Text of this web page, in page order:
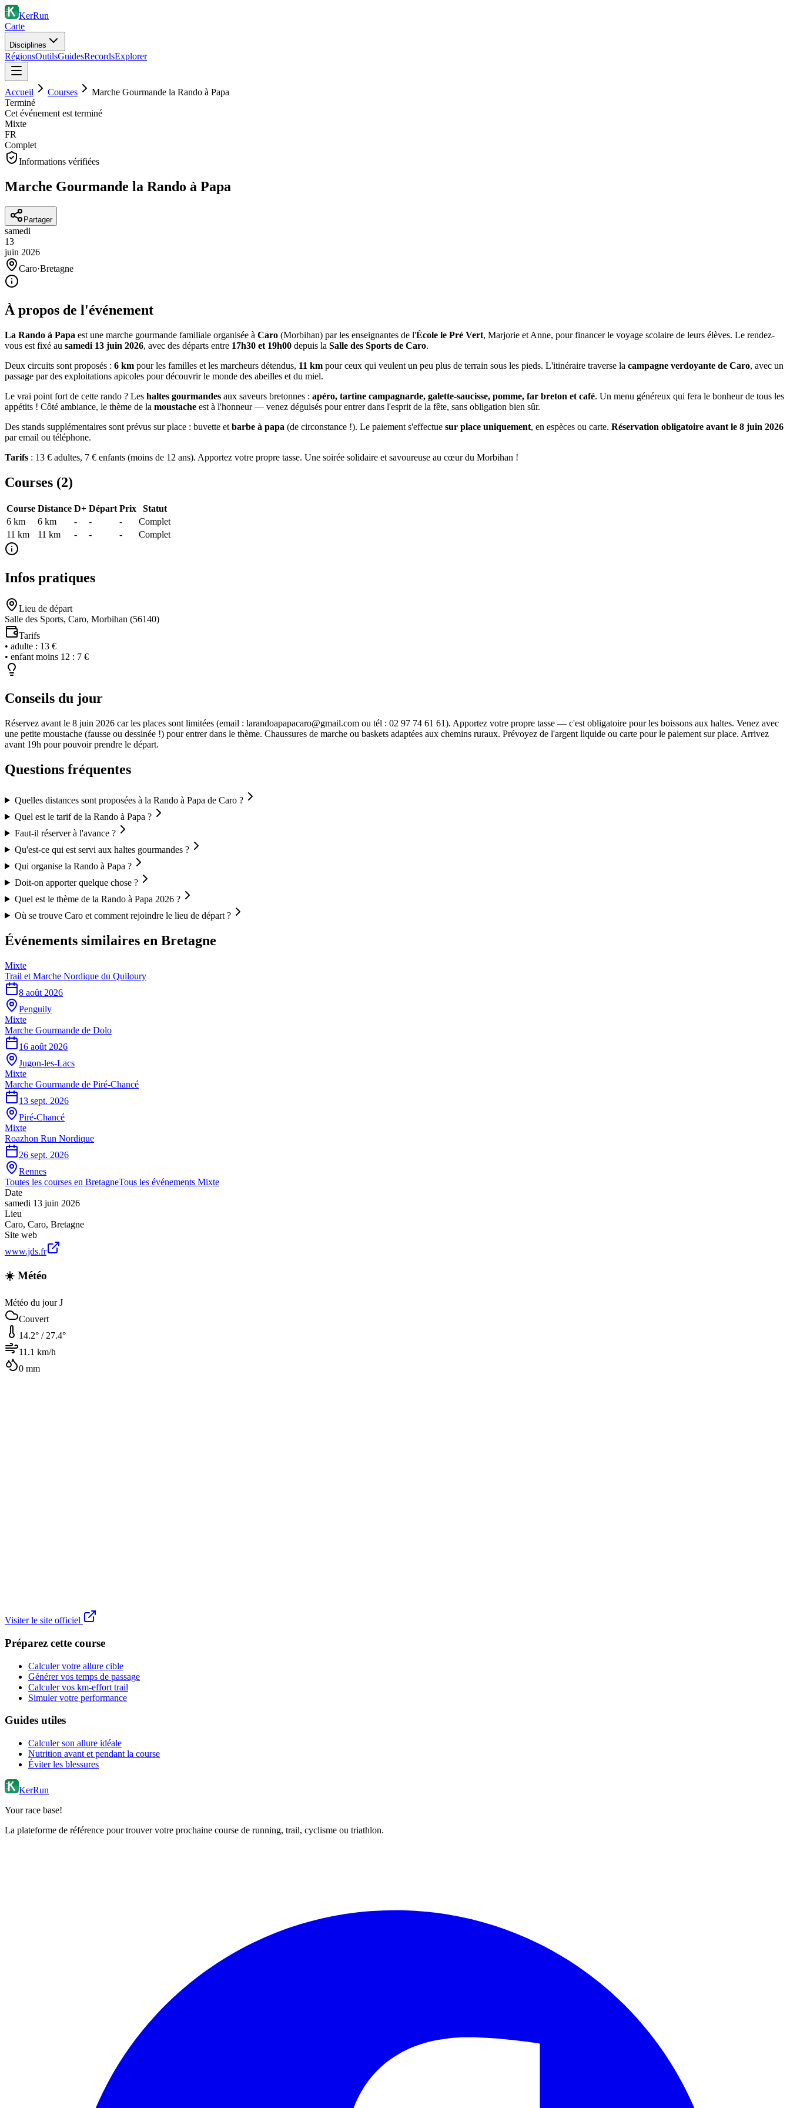
KerRun
Carte
Disciplines
RégionsOutilsGuidesRecordsExplorer
Accueil Courses
Marche Gourmande la Rando à Papa
Terminé
Cet événement est terminé
Mixte
FR
Complet
Informations vérifiées
Marche Gourmande la Rando à Papa
Partager
samedi
13
juin 2026
Caro·Bretagne
À propos de l'événement
La Rando à Papa est une marche gourmande familiale organisée à Caro (Morbihan) par les enseignantes de l'École le Pré Vert, Marjorie et Anne, pour financer le voyage scolaire de leurs élèves. Le rendez-
vous est fixé au samedi 13 juin 2026, avec des départs entre 17h30 et 19h00 depuis la Salle des Sports de Caro.
Deux circuits sont proposés : 6 km pour les familles et les marcheurs détendus, 11 km pour ceux qui veulent un peu plus de terrain sous les pieds. L'itinéraire traverse la campagne verdoyante de Caro, avec un
passage par des exploitations apicoles pour découvrir le monde des abeilles et du miel.
Le vrai point fort de cette rando ? Les haltes gourmandes aux saveurs bretonnes : apéro, tartine campagnarde, galette-saucisse, pomme, far breton et café. Un menu généreux qui fera le bonheur de tous les
appétits ! Côté ambiance, le thème de la moustache est à l'honneur — venez déguisés pour entrer dans l'esprit de la fête, sans obligation bien sûr.
Des stands supplémentaires sont prévus sur place : buvette et barbe à papa (de circonstance !). Le paiement s'effectue sur place uniquement, en espèces ou carte. Réservation obligatoire avant le 8 juin 2026
par email ou téléphone.
Tarifs : 13 € adultes, 7 € enfants (moins de 12 ans). Apportez votre propre tasse. Une soirée solidaire et savoureuse au cœur du Morbihan !
Courses (2)
Course Distance D+ Départ Prix
Statut
6 km
6 km - - -
Complet
11 km
11 km - - - Complet
Infos pratiques
Lieu de départ
Salle des Sports, Caro, Morbihan (56140)
Tarifs
• adulte : 13 €
• enfant moins 12 : 7 €
Conseils du jour
Réservez avant le 8 juin 2026 car les places sont limitées (email : larandoapapacaro@gmail.com ou tél : 02 97 74 61 61). Apportez votre propre tasse — c'est obligatoire pour les boissons aux haltes. Venez avec
une petite moustache (fausse ou dessinée !) pour entrer dans le thème. Chaussures de marche ou baskets adaptées aux chemins ruraux. Prévoyez de l'argent liquide ou carte pour le paiement sur place. Arrivez
avant 19h pour pouvoir prendre le départ.
Questions fréquentes
Quelles distances sont proposées à la Rando à Papa de Caro ?
Quel est le tarif de la Rando à Papa ?
Faut-il réserver à l'avance ?
Qu'est-ce qui est servi aux haltes gourmandes ?
Qui organise la Rando à Papa ?
Doit-on apporter quelque chose ?
Quel est le thème de la Rando à Papa 2026 ?
Où se trouve Caro et comment rejoindre le lieu de départ ?
Événements similaires en Bretagne
Mixte
Trail et Marche Nordique du Quiloury
8 août 2026
Penguily
Mixte
Marche Gourmande de Dolo
16 août 2026
Jugon-les-Lacs
Mixte
Marche Gourmande de Piré-Chancé
13 sept. 2026
Piré-Chancé
Mixte
Roazhon Run Nordique
26 sept. 2026
Rennes
Toutes les courses en BretagneTous les événements Mixte
Date
samedi 13 juin 2026
Lieu
Caro, Caro, Bretagne
Site web
www.jds.fr
☀️ Météo
Météo du jour J
Couvert
14.2° / 27.4°
11.1 km/h
0 mm
Visiter le site officiel
Préparez cette course
Calculer votre allure cible
Générer vos temps de passage
Calculer vos km-effort trail
Simuler votre performance
Guides utiles
Calculer son allure idéale
Nutrition avant et pendant la course
Éviter les blessures
KerRun
Your race base!
La plateforme de référence pour trouver votre prochaine course de running, trail, cyclisme ou triathlon.